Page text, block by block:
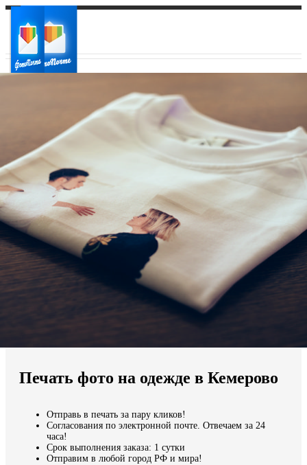
Ваш регион доставки
Выберите из списка:
Мы доставляем по всему миру
Продолжить без города
Печать фото на одежде в Кемерово
Отправь в печать за пару кликов!
Согласования по электронной почте. Отвечаем за 24
часа!
Срок выполнения заказа: 1 сутки
Отправим в любой город РФ и мира!